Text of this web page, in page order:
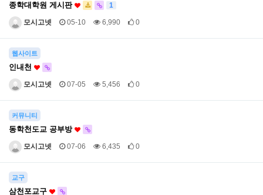
종학대학원 게시판 1
모시고넷 05-10 6,990 0
웹사이트
인내천
모시고넷 07-05 5,456 0
커뮤니티
동학천도교 공부방
모시고넷 07-06 6,435 0
교구
삼천포교구